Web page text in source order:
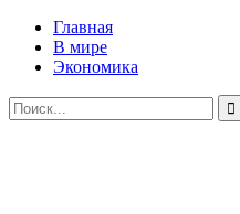
Главная
В мире
Экономика